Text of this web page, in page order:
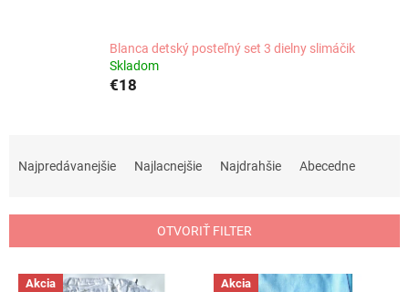
Blanca detský posteľný set 3 dielny slimáčik
Skladom
€18
i
Najpredávanejšie Najlacnejšie Najdrahšie Abecedne
OTVORIŤ FILTER
V Akcia
Akcia